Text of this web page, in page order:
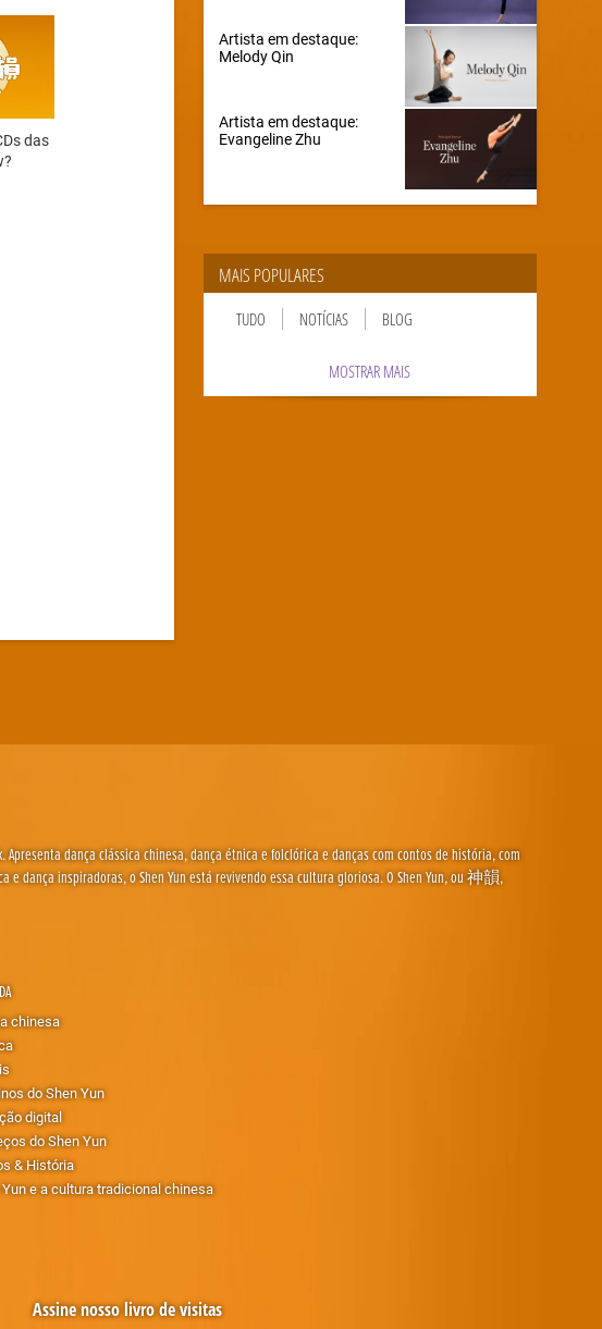
das
Artista em destaque:
Melody Qin
Artista em destaque:
Evangeline Zhu
MAIS POPULARES
TUDO NOTÍCIAS BLOG
MOSTRAR MAIS
dança clássica chinesa, dança étnica e folclórica e danças com contos de história, com
dança inspiradoras, o Shen Yun está revivendo essa cultura gloriosa. O Shen Yun, ou 神韻,
chinesa
do Shen Yun
digital
do Shen Yun
& História
e a cultura tradicional chinesa
Assine nosso livro de visitas